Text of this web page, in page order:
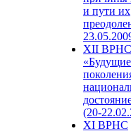
и пути их
XII ВРНС
«Будущие
(20-
XI ВРНС